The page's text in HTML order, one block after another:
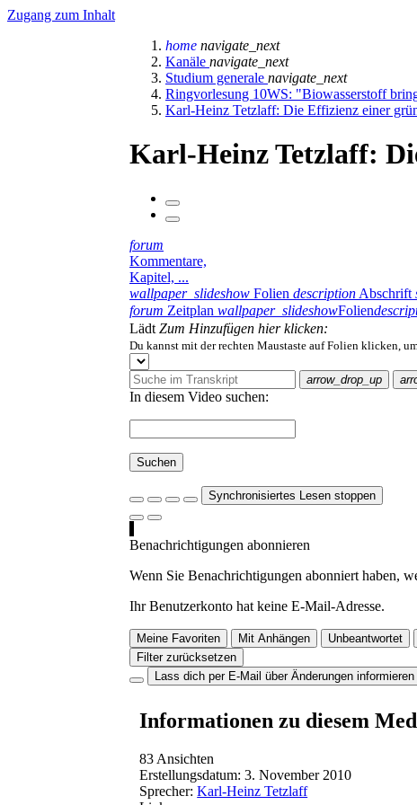
Zugang zum Inhalt
home navigate_next
Kanäle navigate_next
Studium generale navigate_next
Ringvorlesung 10WS: "Biowasserstoff
Karl-Heinz Tetzlaff: Die Effizienz einer
Karl-Heinz Tetzlaff:
forum
Kommentare,
Kapitel, ...
wallpaper_slideshow Folien description Abschrift
forum Zeitplan wallpaper_slideshowFolien
Lädt Zum Hinzufügen hier klicken:
Du kannst mit der rechten Maustaste auf Folien klicken,
arrow_drop_up
In diesem Video suchen:
Suchen
Synchronisiertes Lesen stoppen
Benachrichtigungen abonnieren
Wenn Sie Benachrichtigungen abonniert haben,
Ihr Benutzerkonto hat keine E-Mail-Adresse.
Meine Favoriten Mit Anhängen Unbeantwortet
Filter zurücksetzen
Lass dich per E-Mail über Änderungen informieren
Informationen zu diesem
83 Ansichten
Erstellungsdatum: 3. November 2010
Sprecher: Karl-Heinz Tetzlaff